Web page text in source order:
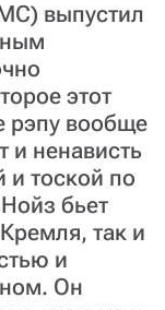
выпустил
этот
рэпу вообще
и ненависть
и тоской по
бьет
так и
и
Он